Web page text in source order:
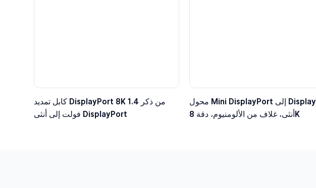
كابل تمديد DisplayPort 8K من ذكر 1.4
فولت إلى أنثى DisplayPort
محول Mini DisplayPort إلى DisplayPort
أنثى، غلاف من الألومنيوم، دقة 8K